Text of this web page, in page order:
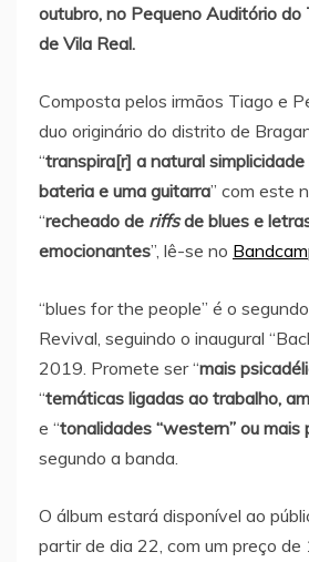
outubro, no Pequeno Auditório do
de Vila Real.
Composta pelos irmãos Tiago e
duo originário do distrito de
“transpira[r] a natural
bateria e uma guitarra” com este
“recheado de riffsde blues e
emocionantes”, lê-se no
“blues for the people” é o
Revival, seguindo o inaugural
2019. Promete ser “mais
“temáticas ligadas ao trabalho,
e “tonalidades “western” ou mais
segundo a banda.
O álbum estará disponível ao
partir de dia 22, com um preço